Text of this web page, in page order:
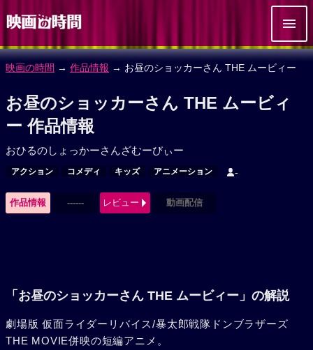
映画の時間 → 作品情報 → お昼のショッカーさん THE ムービィー
お昼のショッカーさん THE ムービィ
ー 作品情報
おひるのしょっかーさんざむーびぃー
アクション コメディ キッズ アニメーション -
作品情報 ------ レビュー 動画配信
「お昼のショッカーさん THE ムービィー」の解説
劇場版 仮面ライダーリバイス/暴太郎戦隊ドンブラザーズ
THE MOVIE併映の短編アニメ。